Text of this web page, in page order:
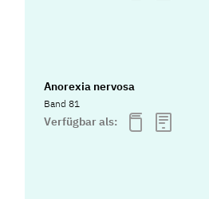
Anorexia nervosa
Band 81
Verfügbar als: